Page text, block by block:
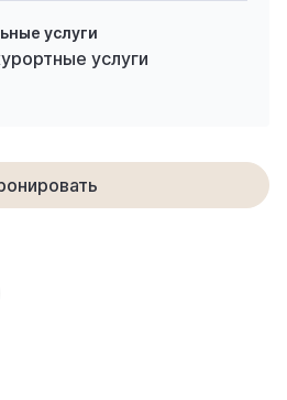
услуги
услуги